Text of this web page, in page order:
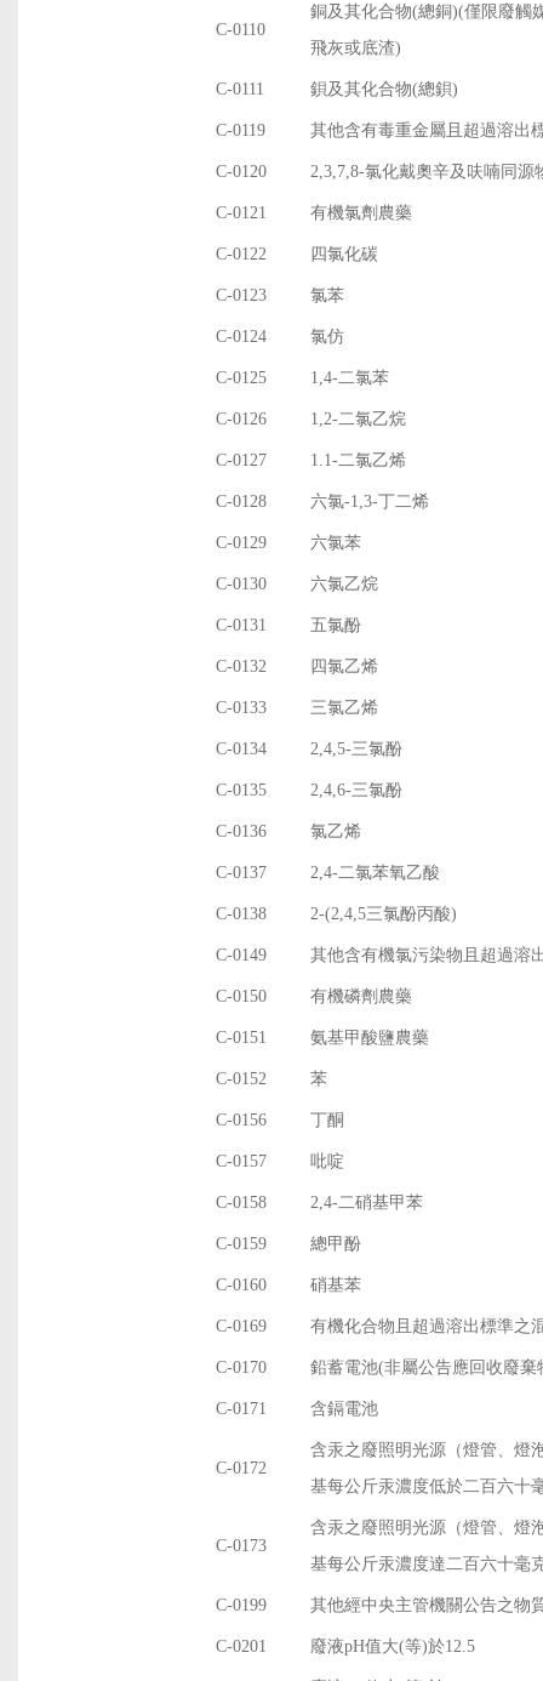
C-0110
銅及其化合物(總銅)(僅限廢觸
飛灰或底渣)
C-0111 鋇及其化合物(總鋇)
C-0119 其他含有毒重金屬且超過溶出
C-0120 2,3,7,8-氯化戴奧辛及呋喃同源
C-0121 有機氯劑農藥
C-0122 四氯化碳
C-0123 氯苯
C-0124 氯仿
C-0125 1,4-二氯苯
C-0126 1,2-二氯乙烷
C-0127 1.1-二氯乙烯
C-0128 六氯-1,3-丁二烯
C-0129 六氯苯
C-0130 六氯乙烷
C-0131 五氯酚
C-0132 四氯乙烯
C-0133 三氯乙烯
C-0134 2,4,5-三氯酚
C-0135 2,4,6-三氯酚
C-0136 氯乙烯
C-0137 2,4-二氯苯氧乙酸
C-0138 2-(2,4,5三氯酚丙酸)
C-0149 其他含有機氯污染物且超過溶
C-0150 有機磷劑農藥
C-0151 氨基甲酸鹽農藥
C-0152 苯
C-0156 丁酮
C-0157 吡啶
C-0158 2,4-二硝基甲苯
C-0159 總甲酚
C-0160 硝基苯
C-0169 有機化合物且超過溶出標準之
C-0170 鉛蓄電池(非屬公告應回收廢棄
C-0171 含鎘電池
C-0172
含汞之廢照明光源（燈管、燈
基每公斤汞濃度低於二百六十
C-0173
含汞之廢照明光源（燈管、燈
基每公斤汞濃度達二百六十毫
C-0199 其他經中央主管機關公告之物
C-0201 廢液pH值大(等)於12.5